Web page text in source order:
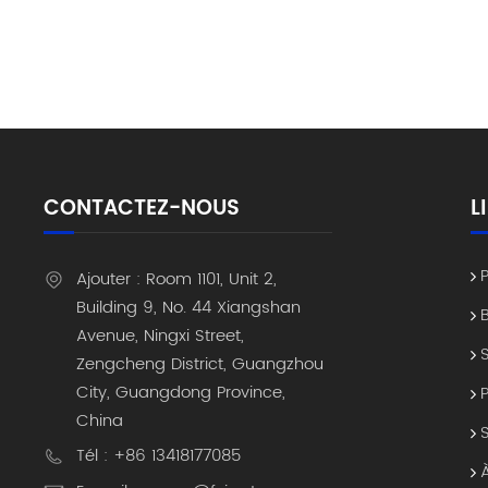
prévient
sont
gestion
fiscale
de
vie
suivi
auprès
CONTACTEZ-NOUS
Ajouter : Room 1101, Unit 2,
Building 9, No. 44 Xiangshan
Avenue, Ningxi Street,
Zengcheng District, Guangzhou
City, Guangdong Province,
China
Tél : +86 13418177085